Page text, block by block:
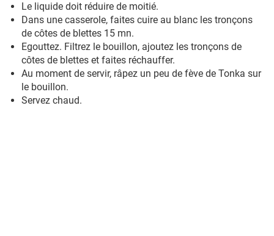
Le liquide doit réduire de moitié.
Dans une casserole, faites cuire au blanc les tronçons
de côtes de blettes 15 mn.
Egouttez. Filtrez le bouillon, ajoutez les tronçons de
côtes de blettes et faites réchauffer.
Au moment de servir, râpez un peu de fève de Tonka sur
le bouillon.
Servez chaud.